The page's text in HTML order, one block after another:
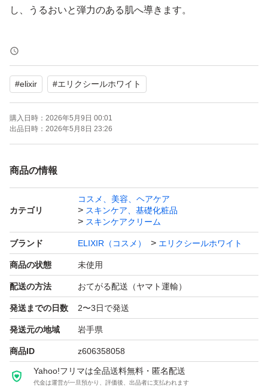
し、うるおいと弾力のある肌へ導きます。
【商品詳細】
商品名：エリクシール シュペリエル エンリッチド リンク
ルクリーム L
容量：22g（大容量タイプ）
ブランド：SHISEIDO
コンディション：新品・未開封
購入時期：2026年2月
・シワ改善有効成分「純粋レチノール」配合
・乾燥による小ジワをケアし、なめらかな印象に
・目元・口元など年齢サインが出やすい部分におすすめ
・しっとりしながらもなじみやすい使用感
【ご使用方法】
夜のスキンケアの仕上げとして、適量をシワが気になる部
分へやさしく塗布してください。
朝に使用する場合は、紫外線対策（UVケア）を併用して
#elixir #エリクシールホワイト
購入日時： 2026年5月9日 00:01
出品日時： 2026年5月8日 23:26
商品の情報
カテゴリ
コスメ、美容、ヘアケア
スキンケア、基礎化粧品
スキンケアクリーム
ブランド ELIXIR（コスメ） エリクシールホワイト
商品の状態 未使用
配送の方法 おてがる配送（ヤマト運輸）
発送までの日数 2〜3日で発送
発送元の地域 岩手県
商品ID z606358058
Yahoo!フリマは全品送料無料・匿名配送
代金は運営が一旦預かり、評価後、出品者に支払われます